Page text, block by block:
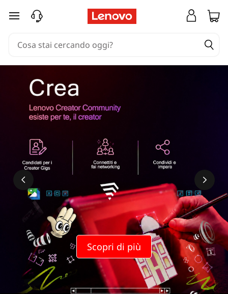
passa a contenuto principale
Scopri di più